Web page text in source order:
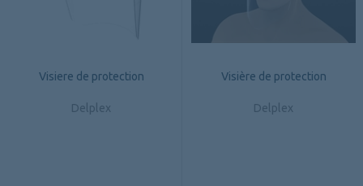
Visiere de protection
Delplex
Visière de protection
Delplex